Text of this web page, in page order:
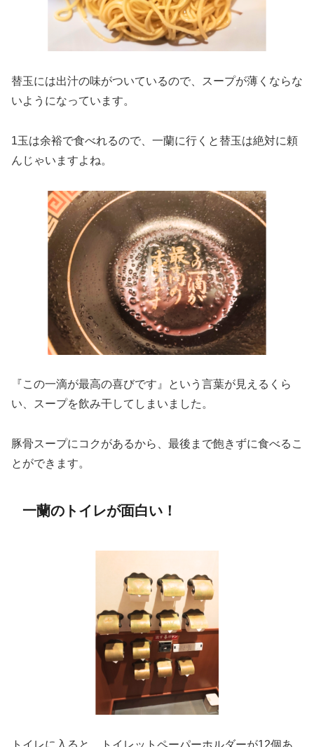
替玉には出汁の味がついているので、スープが薄くならな
いようになっています。
1玉は余裕で食べれるので、一蘭に行くと替玉は絶対に頼
んじゃいますよね。
『この一滴が最高の喜びです』という言葉が見えるくら
い、スープを飲み干してしまいました。
豚骨スープにコクがあるから、最後まで飽きずに食べるこ
とができます。
一蘭のトイレが面白い！
トイレに入ると、トイレットペーパーホルダーが12個あ